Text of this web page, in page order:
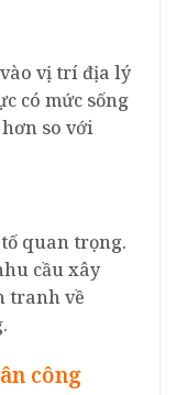
vị trí địa lý
có mức sống
so với
quan trọng.
cầu xây
tranh về
công